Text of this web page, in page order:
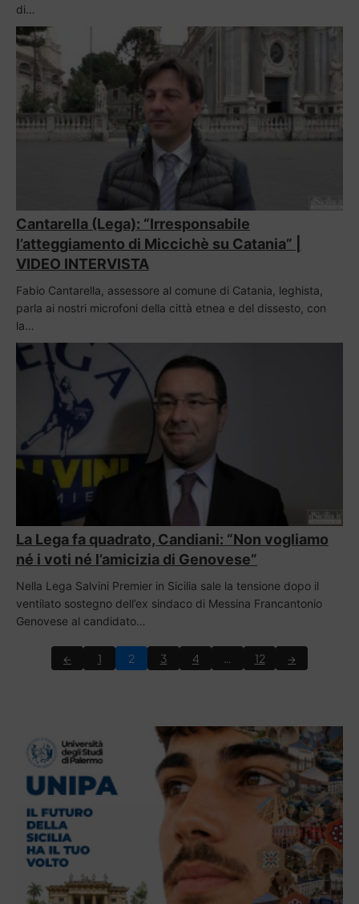
di…
Cantarella (Lega): “Irresponsabile
l’atteggiamento di Miccichè su Catania” |
VIDEO INTERVISTA
Fabio Cantarella, assessore al comune di Catania, leghista,
parla ai nostri microfoni della città etnea e del dissesto, con
la…
La Lega fa quadrato, Candiani: “Non vogliamo
né i voti né l’amicizia di Genovese”
Nella Lega Salvini Premier in Sicilia sale la tensione dopo il
ventilato sostegno dell’ex sindaco di Messina Francantonio
Genovese al candidato…
← 1 2 3 4 … 12 →